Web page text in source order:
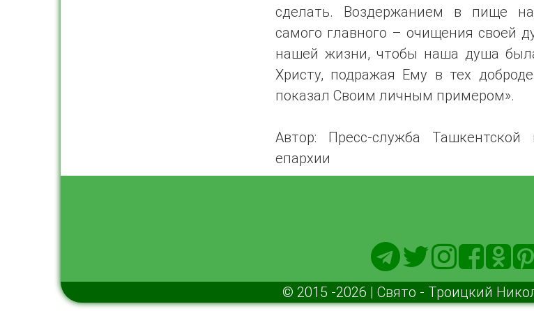
сделать. Воздержанием в пище
самого главного – очищения своей
нашей жизни, чтобы наша душа
Христу, подражая Ему в тех
показал Своим личным примером».
Автор: Пресс-служба Ташкентской
епархии
© 2015 -2026 | Свято - Троицкий